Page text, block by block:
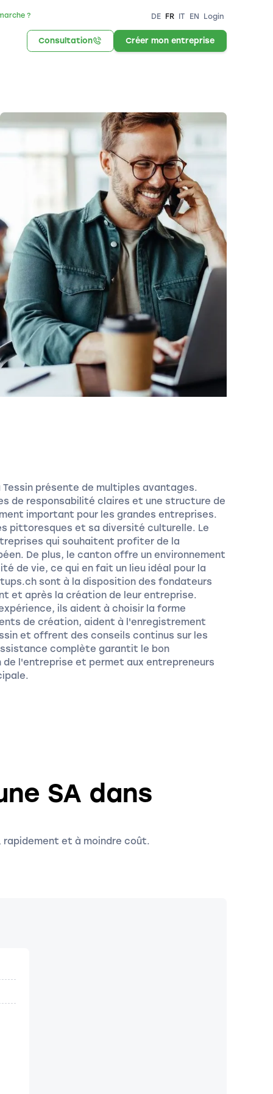
? DE FR IT EN Login
Consultation Créer mon entreprise
présente de multiples avantages.
de responsabilité claires et une structure de
important pour les grandes entreprises.
pittoresques et sa diversité culturelle. Le
qui souhaitent profiter de la
De plus, le canton offre un environnement
de vie, ce qui en fait un lieu idéal pour la
sont à la disposition des fondateurs
et après la création de leur entreprise.
ils aident à choisir la forme
de création, aident à l'enregistrement
et offrent des conseils continus sur les
complète garantit le bon
l'entreprise et permet aux entrepreneurs
SA dans
rapidement et à moindre coût.